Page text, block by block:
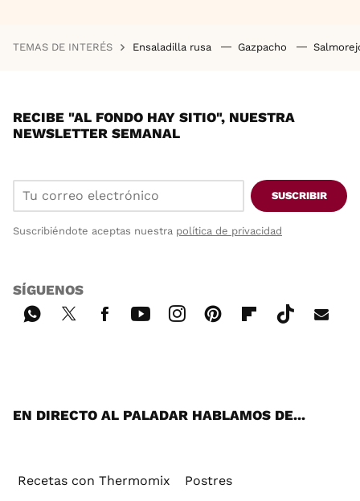
TEMAS DE INTERÉS Ensaladilla rusa Gazpacho
RECIBE "AL FONDO HAY SITIO", NUESTRA
NEWSLETTER SEMANAL
SUSCRIBIR
Suscribiéndote aceptas nuestra política de privacidad
SÍGUENOS
EN DIRECTO AL PALADAR HABLAMOS DE...
Recetas con Thermomix Postres